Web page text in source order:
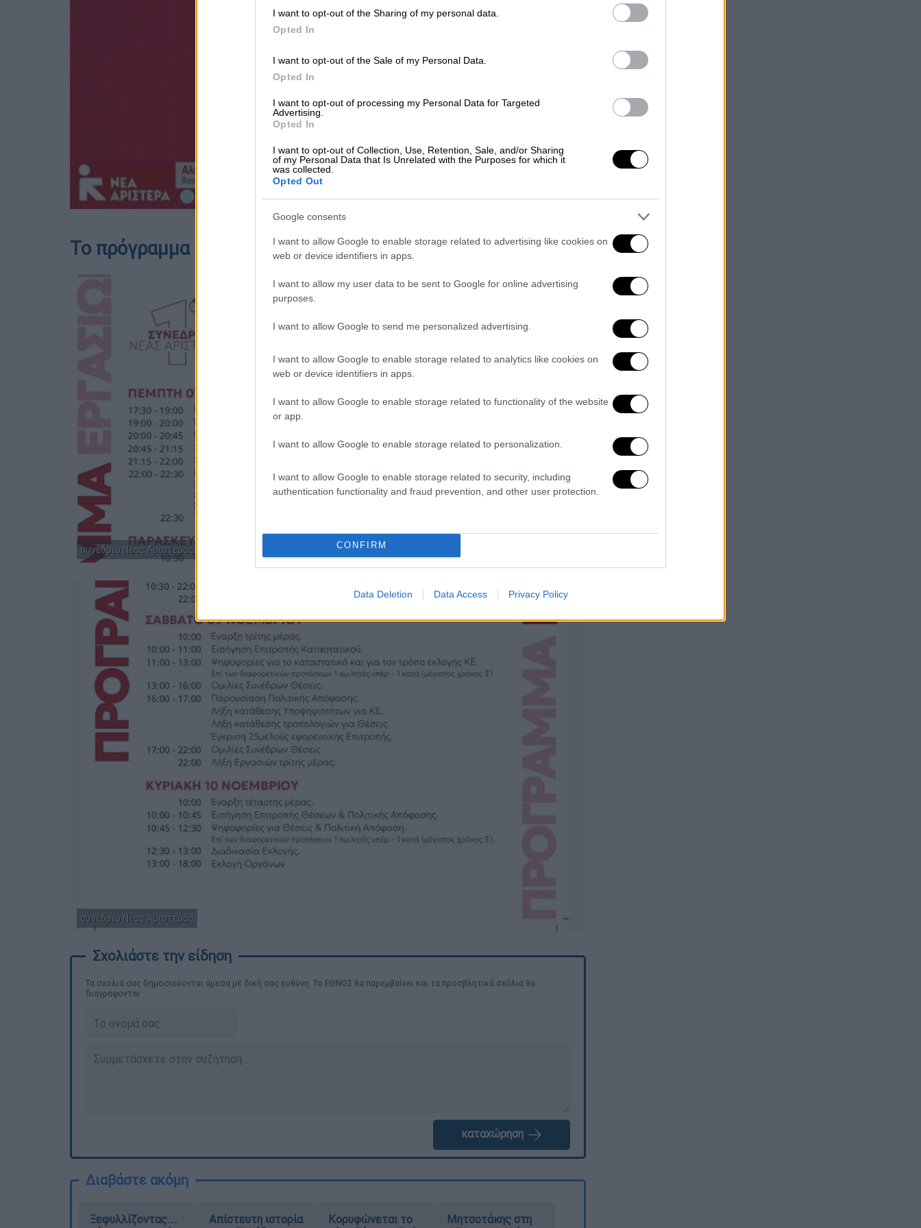
I want to opt-out of the Sharing of my personal data.
Opted In
I want to opt-out of the Sale of my Personal Data.
Opted In
I want to opt-out of processing my Personal Data for Targeted
Advertising.
Opted In
I want to opt-out of Collection, Use, Retention, Sale, and/or Sharing
of my Personal Data that Is Unrelated with the Purposes for which it
was collected.
Opted Out
Google consents
I want to allow Google to enable storage related to advertising like cookies on
web or device identifiers in apps.
I want to allow my user data to be sent to Google for online advertising
purposes.
I want to allow Google to send me personalized advertising.
I want to allow Google to enable storage related to analytics like cookies on
web or device identifiers in apps.
I want to allow Google to enable storage related to functionality of the website
or app.
I want to allow Google to enable storage related to personalization.
I want to allow Google to enable storage related to security, including
authentication functionality and fraud prevention, and other user protection.
CONFIRM
Data Deletion Data Access Privacy Policy
Το πρόγραμμα του Συνεδρίου
συνέδριο Νέας Αριστεράς
συνέδριο Νέας Αριστεράς
Τα σχολιά σας δημοσιεύονται άμεσα με δική σας ευθύνη. Το ΕΘΝΟΣ θα παρεμβαίνει και τα προσβλητικά σχόλια θα
διαγράφονται
καταχώρηση
Διαβάστε ακόμη
Ξεφυλλίζοντας...
Απίστευτη ιστορία
Κορυφώνεται το
Μητσοτάκης στη